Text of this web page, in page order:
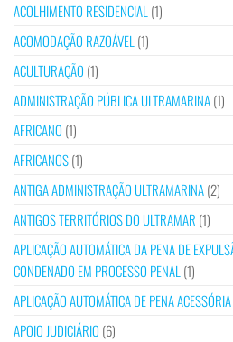
ACOLHIMENTO RESIDENCIAL (1)
ACOMODAÇÃO RAZOÁVEL (1)
ACULTURAÇÃO (1)
ADMINISTRAÇÃO PÚBLICA ULTRAMARINA(1)
AFRICANO (1)
AFRICANOS(1)
ANTIGA ADMINISTRAÇÃO ULTRAMARINA(2)
ANTIGOS TERRITÓRIOS DO ULTRAMAR (1)
APLICAÇÃO AUTOMÁTICA DA PENA DE
CONDENADO EM PROCESSO PENAL (1)
APLICAÇÃO AUTOMÁTICA DE PENA ACESSÓRIA
APOIO JUDICIÁRIO (6)